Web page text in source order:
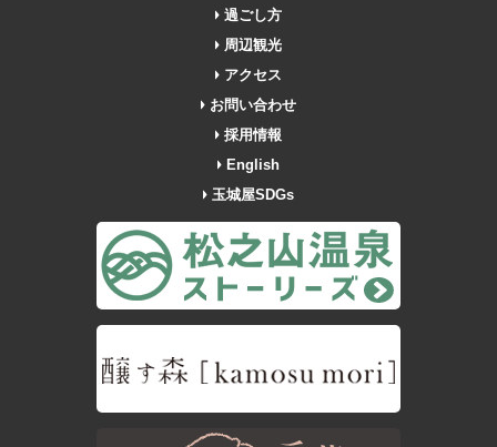
過ごし方
周辺観光
アクセス
お問い合わせ
採用情報
English
玉城屋SDGs